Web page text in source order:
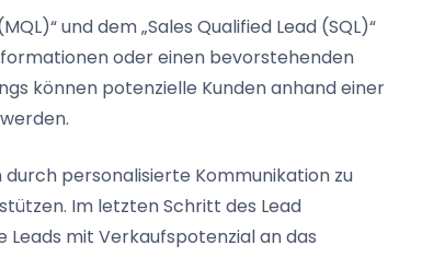
und dem „Sales Qualified Lead (SQL)“
oder einen bevorstehenden
können potenzielle Kunden anhand einer
personalisierte Kommunikation zu
Im letzten Schritt des Lead
mit Verkaufspotenzial an das